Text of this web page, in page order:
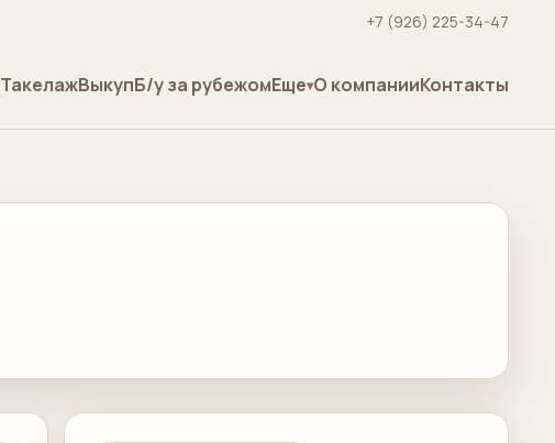
+7 (926) 225-34-47
ТакелажВыкупБ/у за рубежомЕще О компанииКонтакты